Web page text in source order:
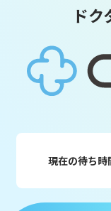
ド
現在の待ち時